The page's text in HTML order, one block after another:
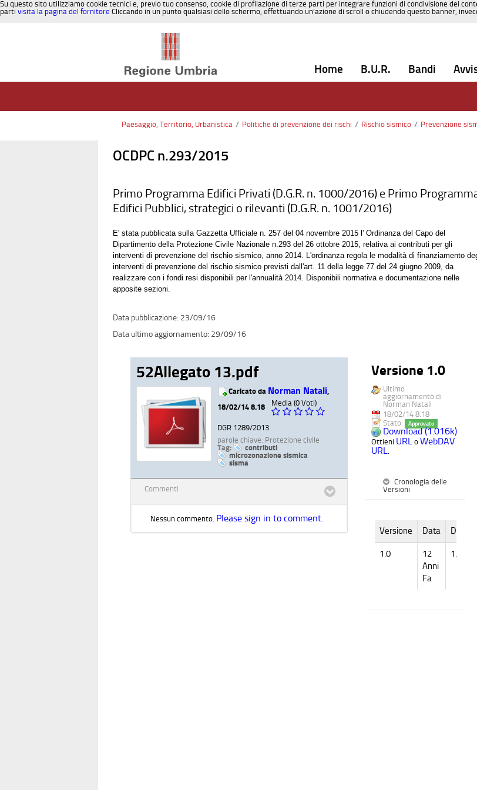
Su questo sito utilizziamo cookie tecnici e, previo tuo consenso, cookie di profilazione di terze parti per integrare funzioni di condivisione dei
parti visita la pagina del fornitore Cliccando in un punto qualsiasi dello schermo, effettuando un’azione di scroll o chiudendo questo banner,
Home B.U.R. Bandi
Paesaggio, Territorio, Urbanistica / Politiche di prevenzione dei rischi / Rischio sismico / Prevenzione
OCDPC n.293/2015
Primo Programma Edifici Privati (D.G.R. n. 1000/2016) e Primo
Edifici Pubblici, strategici o rilevanti (D.G.R. n. 1001/2016)
E' stata pubblicata sulla Gazzetta Ufficiale n. 257 del 04 novembre 2015 l' Ordinanza del Capo del
Dipartimento della Protezione Civile Nazionale n.293 del 26 ottobre 2015, relativa ai contributi per gli
interventi di prevenzione del rischio sismico, anno 2014. L'ordinanza regola le modalità di finanziamento
interventi di prevenzione del rischio sismico previsti dall'art. 11 della legge 77 del 24 giugno 2009, da
realizzare con i fondi resi disponibili per l'annualità 2014. Disponibili normativa e documentazione nelle
apposite sezioni.
23/09/16
29/09/16
52Allegato 13.pdf
Caricato da Norman Natali
18/02/14 8.18
Media (0 Voti)
DGR 1289/2013
parole chiave: Protezione civile
Tag:
contributi
microzonazione sismica
sisma
Commenti
Nessun commento. Please sign in to comment.
Versione 1.0
Ultimo
aggiornamento di
Norman Natali
18/02/14 8.18
Stato:
Approvato
Download (1.016k)
Ottieni URL o WebDAV
URL
Cronologia delle
Versioni
Versione Data
1.0
12
Anni
Fa
1.016k